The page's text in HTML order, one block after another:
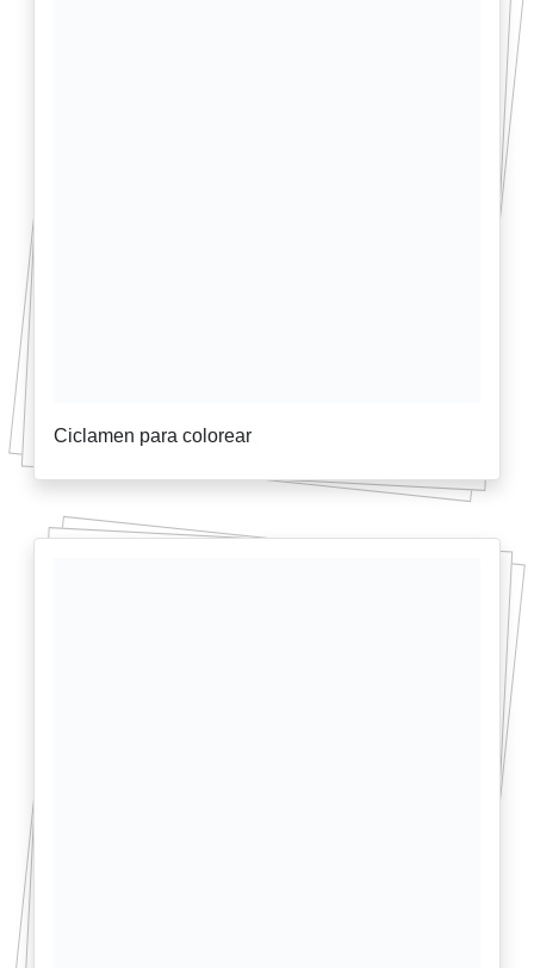
Ciclamen para colorear